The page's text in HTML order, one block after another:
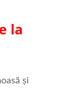
la
și